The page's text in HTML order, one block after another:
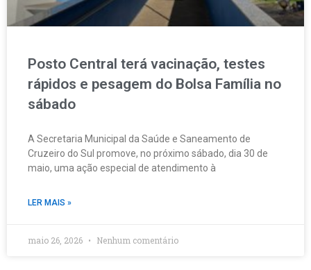
Posto Central terá vacinação, testes
rápidos e pesagem do Bolsa Família no
sábado
A Secretaria Municipal da Saúde e Saneamento de
Cruzeiro do Sul promove, no próximo sábado, dia 30 de
maio, uma ação especial de atendimento à
LER MAIS »
maio 26, 2026 Nenhum comentário